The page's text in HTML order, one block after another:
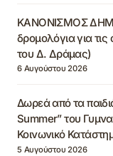
ΚΑΝΟΝΙΣΜΟΣ
δρομολόγια για
του Δ. Δράμας)
6 Αυγούστου 2026
Δωρεά από τα
Summer” του
Κοινωνικό
5 Αυγούστου 2026